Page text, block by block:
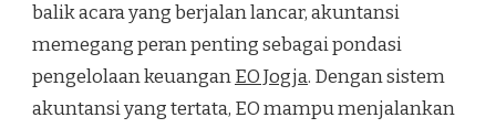
balik acara yang berjalan lancar, akuntansi
memegang peran penting sebagai pondasi
pengelolaan keuanganEO Jogja. Dengan sistem
akuntansi yang tertata, EO mampu menjalankan